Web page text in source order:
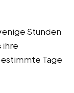
Stunden
ihre
Tage